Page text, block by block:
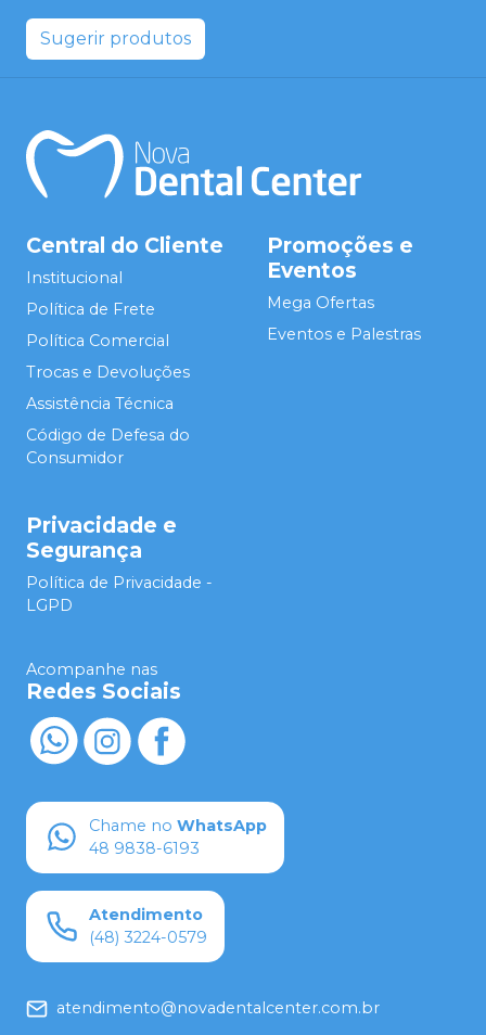
Sugerir produtos
Central do Cliente
Institucional
Política de Frete
Política Comercial
Trocas e Devoluções
Assistência Técnica
Código de Defesa do
Consumidor
Promoções e
Eventos
Mega Ofertas
Eventos e Palestras
Privacidade e
Segurança
Política de Privacidade -
LGPD
Acompanhe nas
Redes Sociais
Chame no WhatsApp
48 9838-6193
Atendimento
(48) 3224-0579
atendimento@novadentalcenter.com.br